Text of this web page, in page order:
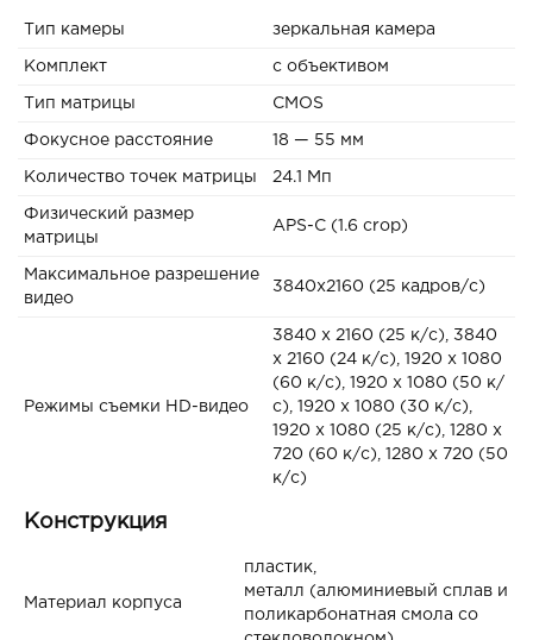
Тип камеры зеркальная камера
Комплект с объективом
Тип матрицы CMOS
Фокусное расстояние 18 — 55 мм
Количество точек матрицы 24.1 Мп
Физический размер
матрицы
APS-C (1.6 crop)
Максимальное разрешение
видео
3840x2160 (25 кадров/с)
Режимы съемки HD-видео
3840 x 2160 (25 к/с), 3840
x 2160 (24 к/с), 1920 x 1080
(60 к/с), 1920 x 1080 (50 к/
с), 1920 x 1080 (30 к/с),
1920 x 1080 (25 к/с), 1280 x
720 (60 к/с), 1280 x 720 (50
к/с)
Конструкция
Материал корпуса
пластик,
металл (алюминиевый сплав и
поликарбонатная смола со